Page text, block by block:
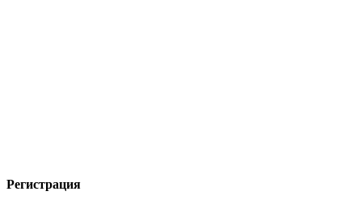
Регистрация